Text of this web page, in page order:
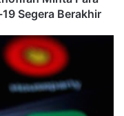
Segera Berakhir